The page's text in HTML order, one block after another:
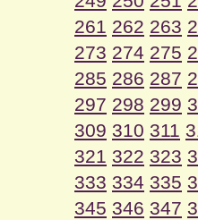
261 262 263
273 274 275
285 286 287
297 298 299
309 310 311
321 322 323
333 334 335
345 346 347